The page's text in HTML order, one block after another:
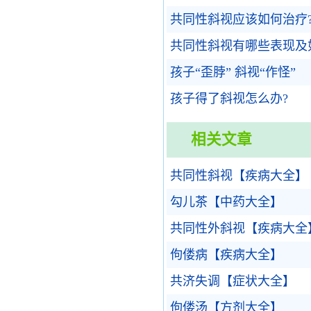
共同性斜视应该如何治疗
共同性斜视有哪些表现及
孩子“歪脖” 斜视“作怪”
孩子得了斜视怎么办?
相关文章
共同性斜视【疾病大全】
勾儿茶【中药大全】
共同性外斜视【疾病大全
佝偻病【疾病大全】
共济失调【症状大全】
佝偻汤【方剂大全】